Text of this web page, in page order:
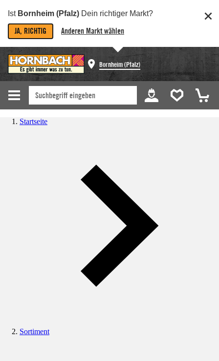
Ist Bornheim (Pfalz) Dein richtiger Markt?
JA, RICHTIG Anderen Markt wählen
Bornheim (Pfalz)
Startseite
Sortiment